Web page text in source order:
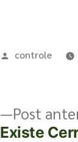
controle
Post
Existe